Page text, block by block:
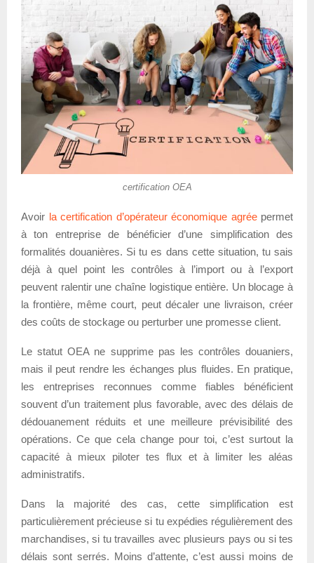
certification OEA
Avoir la certification d’opérateur économique agréepermet
à ton entreprise de bénéficier d’une simplification des
formalités douanières. Si tu es dans cette situation, tu sais
déjà à quel point les contrôles à l’import ou à l’export
peuvent ralentir une chaîne logistique entière. Un blocage à
la frontière, même court, peut décaler une livraison, créer
des coûts de stockage ou perturber une promesse client.
Le statut OEA ne supprime pas les contrôles douaniers,
mais il peut rendre les échanges plus fluides. En pratique,
les entreprises reconnues comme fiables bénéficient
souvent d’un traitement plus favorable, avec des délais de
dédouanement réduits et une meilleure prévisibilité des
opérations. Ce que cela change pour toi, c’est surtout la
capacité à mieux piloter tes flux et à limiter les aléas
administratifs.
Dans la majorité des cas, cette simplification est
particulièrement précieuse si tu expédies régulièrement des
marchandises, si tu travailles avec plusieurs pays ou si tes
délais sont serrés. Moins d’attente, c’est aussi moins de